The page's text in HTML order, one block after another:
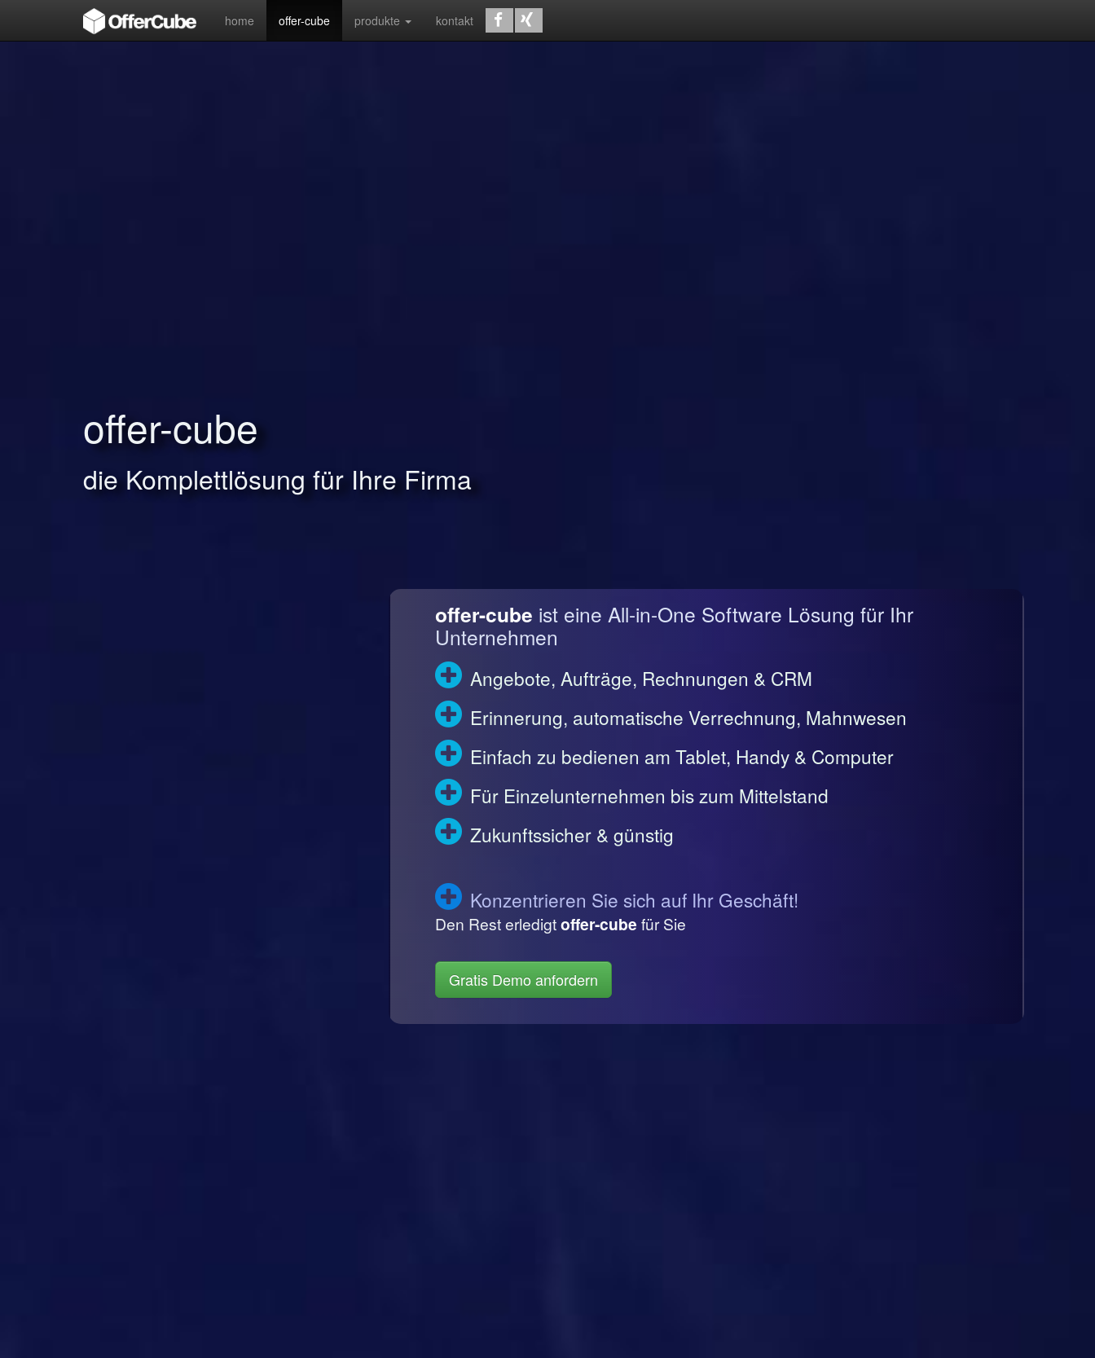
home offer-cube produkte kontakt
offer-cube
die Komplettlösung für Ihre Firma
offer-cube ist eine All-in-One Software Lösung für Ihr
Unternehmen
Angebote, Aufträge, Rechnungen & CRM
Erinnerung, automatische Verrechnung, Mahnwesen
Einfach zu bedienen am Tablet, Handy & Computer
Für Einzelunternehmen bis zum Mittelstand
Zukunftssicher & günstig
Konzentrieren Sie sich auf Ihr Geschäft!
Den Rest erledigtoffer-cube für Sie
Gratis Demo anfordern